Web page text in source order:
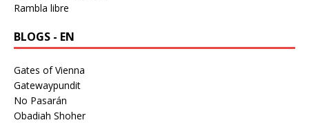
Rambla libre
BLOGS - EN
Gates of Vienna
Gatewaypundit
No Pasarán
Obadiah Shoher